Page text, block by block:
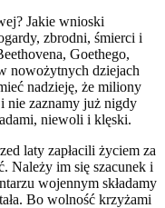
Jakie wnioski
zbrodni, śmierci i
Goethego,
nowożytnych dziejach
nadzieję, że miliony
nie zaznamy już nigdy
niewoli i klęski.
laty zapłacili życiem za
Należy im się szacunek i
wojennym składamy
Bo wolność krzyżami